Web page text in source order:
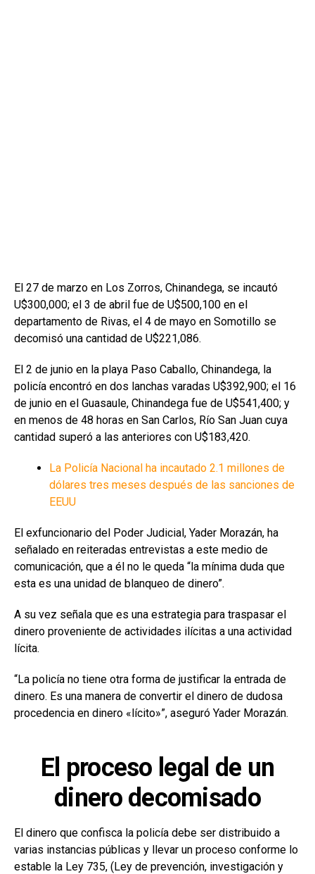
El 27 de marzo en Los Zorros, Chinandega, se incautó
U$300,000; el 3 de abril fue de U$500,100 en el
departamento de Rivas, el 4 de mayo en Somotillo se
decomisó una cantidad de U$221,086.
El 2 de junio en la playa Paso Caballo, Chinandega, la
policía encontró en dos lanchas varadas U$392,900; el 16
de junio en el Guasaule, Chinandega fue de U$541,400; y
en menos de 48 horas en San Carlos, Río San Juan cuya
cantidad superó a las anteriores con U$183,420.
La Policía Nacional ha incautado 2.1 millones de
dólares tres meses después de las sanciones de
EEUU
El exfuncionario del Poder Judicial, Yader Morazán, ha
señalado en reiteradas entrevistas a este medio de
comunicación, que a él no le queda “la mínima duda que
esta es una unidad de blanqueo de dinero”.
A su vez señala que es una estrategia para traspasar el
dinero proveniente de actividades ilícitas a una actividad
lícita.
“La policía no tiene otra forma de justificar la entrada de
dinero. Es una manera de convertir el dinero de dudosa
procedencia en dinero «lícito»”, aseguró Yader Morazán.
El proceso legal de un
dinero decomisado
El dinero que confisca la policía debe ser distribuido a
varias instancias públicas y llevar un proceso conforme lo
estable la Ley 735, (Ley de prevención, investigación y